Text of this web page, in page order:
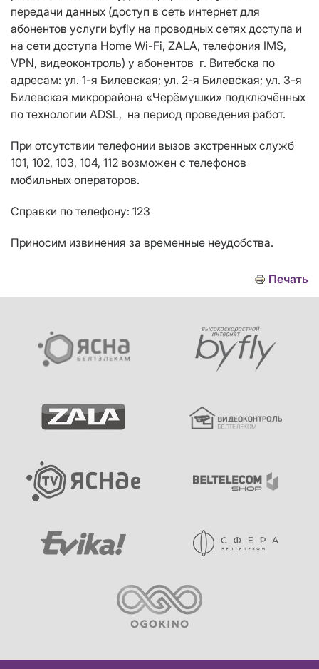
передачи данных (доступ в сеть интернет для
абонентов услуги byfly на проводных сетях доступа и
на сети доступа Home Wi-Fi, ZALA, телефония IMS,
VPN, видеоконтроль) у абонентов г. Витебска по
адресам: ул. 1-я Билевская; ул. 2-я Билевская; ул. 3-я
Билевская микрорайона «Черёмушки» подключённых
по технологии ADSL, на период проведения работ.
При отсутствии телефонии вызов экстренных служб
101, 102, 103, 104, 112 возможен с телефонов
мобильных операторов.
Справки по телефону: 123
Приносим извинения за временные неудобства.
Печать